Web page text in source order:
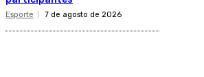
Esporte 7 de agosto de 2026